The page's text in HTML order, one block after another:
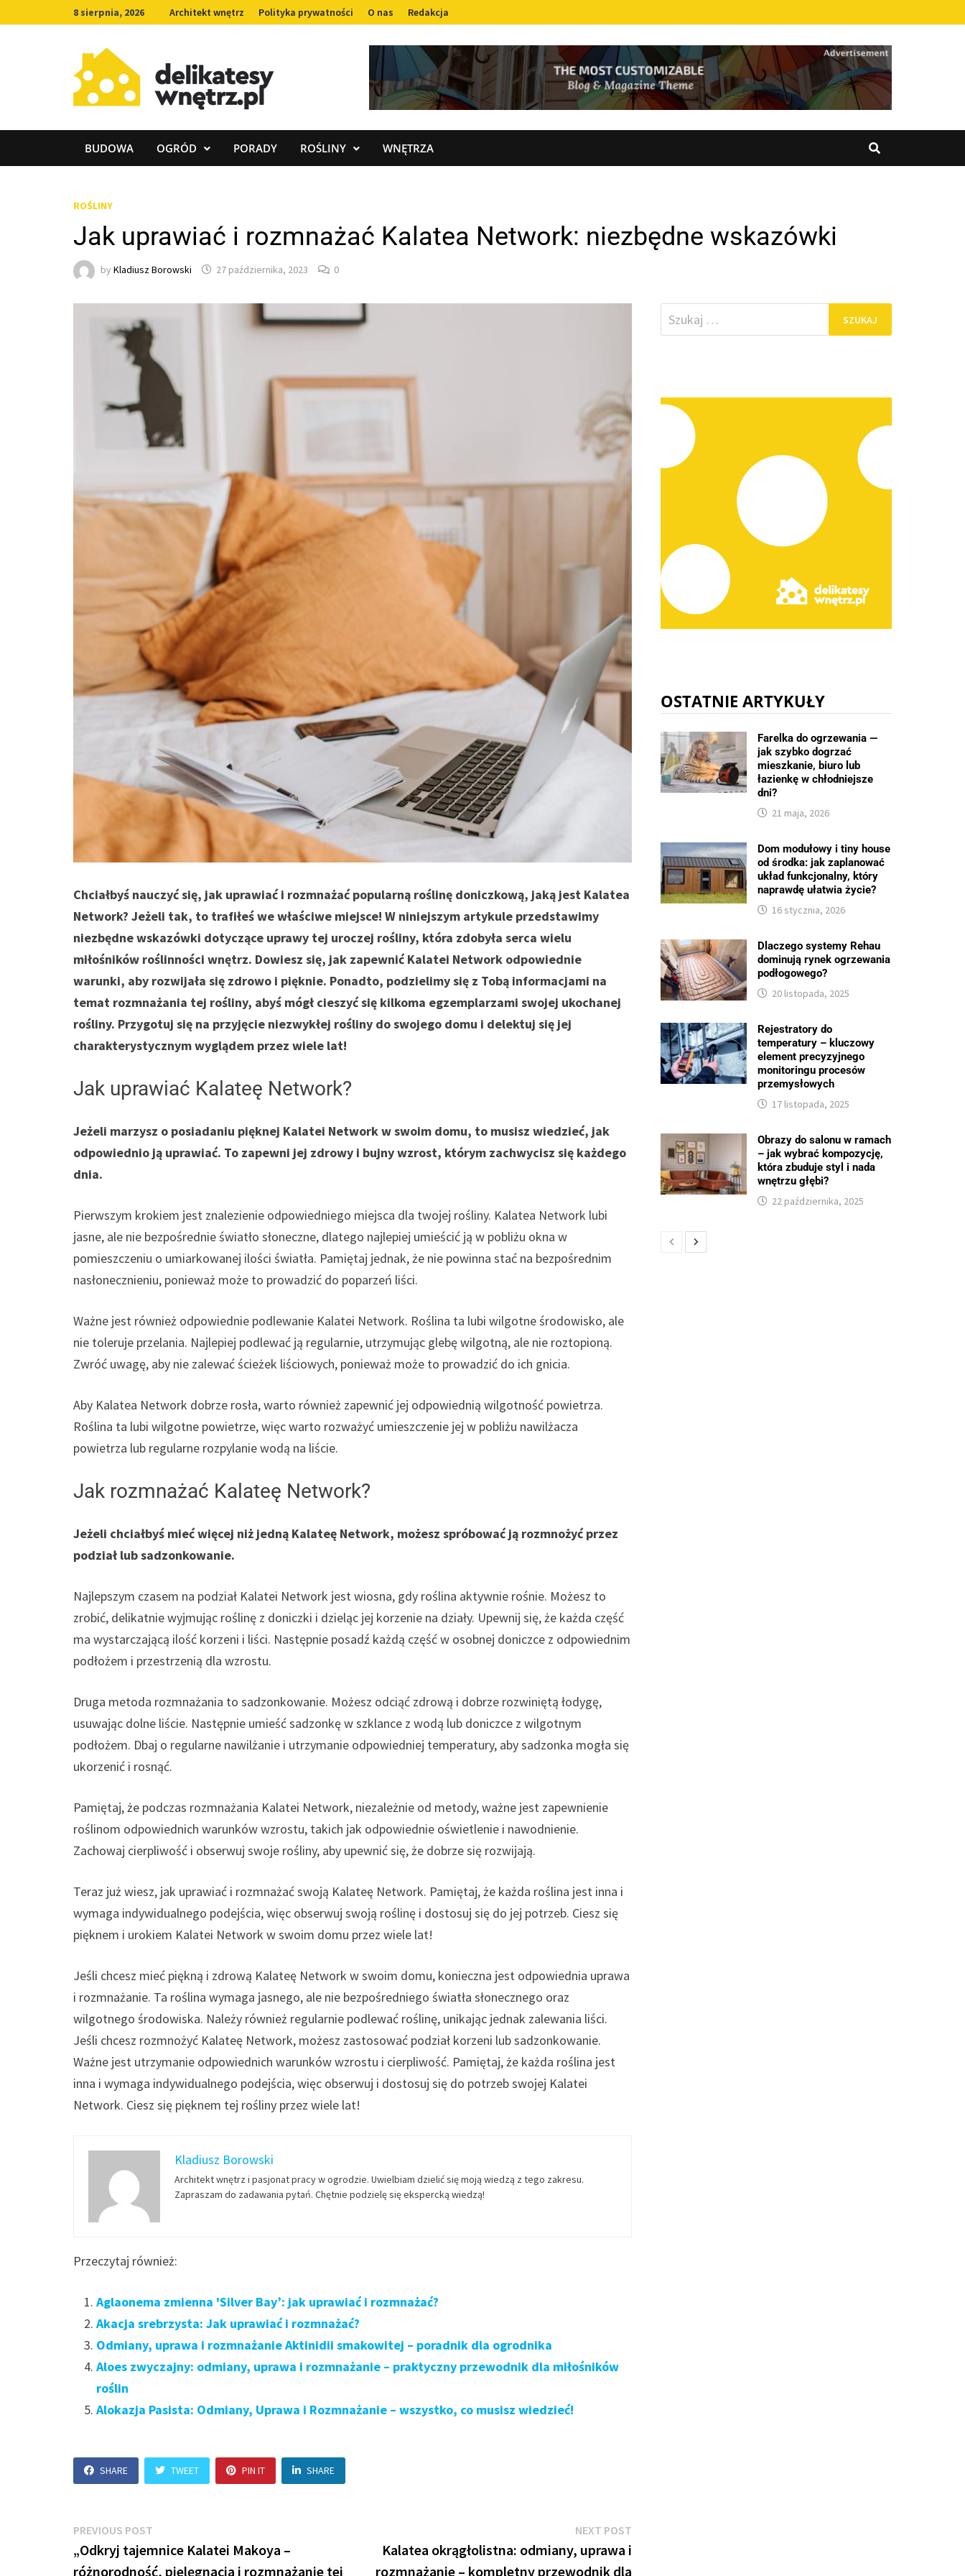
to
8 sierpnia, 2026 Architekt wnętrz Polityka prywatności O nas Redakcja
BUDOWA OGRÓD PORADY ROŚLINY WNĘTRZA
ROŚLINY
Jak uprawiać i rozmnażać Kalatea Network: niezbędne wskazówki
by Kladiusz Borowski 27 października, 2023 0
Chciałbyś nauczyć się, jak uprawiać i rozmnażać popularną roślinę doniczkową, jaką jest Kalatea
Network? Jeżeli tak, to trafiłeś we właściwe miejsce! W niniejszym artykule przedstawimy
niezbędne wskazówki dotyczące uprawy tej uroczej rośliny, która zdobyła serca wielu
miłośników roślinności wnętrz. Dowiesz się, jak zapewnić Kalatei Network odpowiednie
warunki, aby rozwijała się zdrowo i pięknie. Ponadto, podzielimy się z Tobą informacjami na
temat rozmnażania tej rośliny, abyś mógł cieszyć się kilkoma egzemplarzami swojej ukochanej
rośliny. Przygotuj się na przyjęcie niezwykłej rośliny do swojego domu i delektuj się jej
charakterystycznym wyglądem przez wiele lat!
Jak uprawiać Kalateę Network?
Jeżeli marzysz o posiadaniu pięknej Kalatei Network w swoim domu, to musisz wiedzieć, jak
odpowiednio ją uprawiać. To zapewni jej zdrowy i bujny wzrost, którym zachwycisz się każdego
dnia.
Pierwszym krokiem jest znalezienie odpowiedniego miejsca dla twojej rośliny. Kalatea Network lubi
jasne, ale nie bezpośrednie światło słoneczne, dlatego najlepiej umieścić ją w pobliżu okna w
pomieszczeniu o umiarkowanej ilości światła. Pamiętaj jednak, że nie powinna stać na bezpośrednim
nasłonecznieniu, ponieważ może to prowadzić do poparzeń liści.
Ważne jest również odpowiednie podlewanie Kalatei Network. Roślina ta lubi wilgotne środowisko, ale
nie toleruje przelania. Najlepiej podlewać ją regularnie, utrzymując glebę wilgotną, ale nie roztopioną.
Zwróć uwagę, aby nie zalewać ścieżek liściowych, ponieważ może to prowadzić do ich gnicia.
Aby Kalatea Network dobrze rosła, warto również zapewnić jej odpowiednią wilgotność powietrza.
Roślina ta lubi wilgotne powietrze, więc warto rozważyć umieszczenie jej w pobliżu nawilżacza
powietrza lub regularne rozpylanie wodą na liście.
Jak rozmnażać Kalateę Network?
Jeżeli chciałbyś mieć więcej niż jedną Kalateę Network, możesz spróbować ją rozmnożyć przez
podział lub sadzonkowanie.
Najlepszym czasem na podział Kalatei Network jest wiosna, gdy roślina aktywnie rośnie. Możesz to
zrobić, delikatnie wyjmując roślinę z doniczki i dzieląc jej korzenie na działy. Upewnij się, że każda część
ma wystarczającą ilość korzeni i liści. Następnie posadź każdą część w osobnej doniczce z odpowiednim
podłożem i przestrzenią dla wzrostu.
Druga metoda rozmnażania to sadzonkowanie. Możesz odciąć zdrową i dobrze rozwiniętą łodygę,
usuwając dolne liście. Następnie umieść sadzonkę w szklance z wodą lub doniczce z wilgotnym
podłożem. Dbaj o regularne nawilżanie i utrzymanie odpowiedniej temperatury, aby sadzonka mogła się
ukorzenić i rosnąć.
Pamiętaj, że podczas rozmnażania Kalatei Network, niezależnie od metody, ważne jest zapewnienie
roślinom odpowiednich warunków wzrostu, takich jak odpowiednie oświetlenie i nawodnienie.
Zachowaj cierpliwość i obserwuj swoje rośliny, aby upewnić się, że dobrze się rozwijają.
Teraz już wiesz, jak uprawiać i rozmnażać swoją Kalateę Network. Pamiętaj, że każda roślina jest inna i
wymaga indywidualnego podejścia, więc obserwuj swoją roślinę i dostosuj się do jej potrzeb. Ciesz się
pięknem i urokiem Kalatei Network w swoim domu przez wiele lat!
Jeśli chcesz mieć piękną i zdrową Kalateę Network w swoim domu, konieczna jest odpowiednia uprawa
i rozmnażanie. Ta roślina wymaga jasnego, ale nie bezpośredniego światła słonecznego oraz
wilgotnego środowiska. Należy również regularnie podlewać roślinę, unikając jednak zalewania liści.
Jeśli chcesz rozmnożyć Kalateę Network, możesz zastosować podział korzeni lub sadzonkowanie.
Ważne jest utrzymanie odpowiednich warunków wzrostu i cierpliwość. Pamiętaj, że każda roślina jest
inna i wymaga indywidualnego podejścia, więc obserwuj i dostosuj się do potrzeb swojej Kalatei
Network. Ciesz się pięknem tej rośliny przez wiele lat!
Kladiusz Borowski
Architekt wnętrz i pasjonat pracy w ogrodzie. Uwielbiam dzielić się moją wiedzą z tego zakresu.
Zapraszam do zadawania pytań. Chętnie podzielę się ekspercką wiedzą!
Przeczytaj również:
Aglaonema zmienna 'Silver Bay’: jak uprawiać i rozmnażać?
Akacja srebrzysta: Jak uprawiać i rozmnażać?
Odmiany, uprawa i rozmnażanie Aktinidii smakowitej – poradnik dla ogrodnika
Aloes zwyczajny: odmiany, uprawa i rozmnażanie – praktyczny przewodnik dla miłośników
roślin
Alokazja Pasista: Odmiany, Uprawa i Rozmnażanie – wszystko, co musisz wiedzieć!
SHARE TWEET PIN IT SHARE
Nawigacja
wpisu
PREVIOUS POST
post:
„Odkryj tajemnice Kalatei Makoya –
różnorodność, pielęgnacja i rozmnażanie tej
NEXT POST
Kalatea okrągłolistna: odmiany, uprawa i
rozmnażanie – kompletny przewodnik dla
Szukaj:
OSTATNIE ARTYKUŁY
Farelka do ogrzewania —
jak szybko dogrzać
mieszkanie, biuro lub
łazienkę w chłodniejsze
dni?
21 maja, 2026
Dom modułowy i tiny house
od środka: jak zaplanować
układ funkcjonalny, który
naprawdę ułatwia życie?
16 stycznia, 2026
Dlaczego systemy Rehau
dominują rynek ogrzewania
podłogowego?
20 listopada, 2025
Rejestratory do
temperatury – kluczowy
element precyzyjnego
monitoringu procesów
przemysłowych
17 listopada, 2025
Obrazy do salonu w ramach
– jak wybrać kompozycję,
która zbuduje styl i nada
wnętrzu głębi?
22 października, 2025